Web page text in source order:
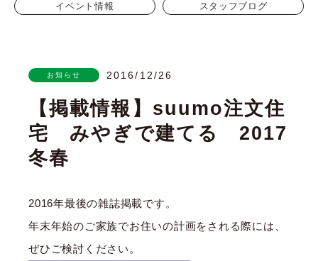
イベント情報 スタッフブログ
お知らせ 2016/12/26
【掲載情報】suumo注文住
宅 みやぎで建てる 2017
冬春
2016年最後の雑誌掲載です。
年末年始のご家族でお住いの計画をされる際には、
ぜひご検討ください。